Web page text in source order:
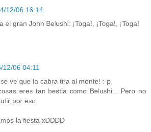
12/06 16:14
el gran John Belushi: ¡Toga!, ¡Toga!, ¡Toga!
12/06 04:11
se ve que la cabra tira al monte! :-p
eres tan bestia como Belushi... Pero no
por eso
la fiesta xDDDD